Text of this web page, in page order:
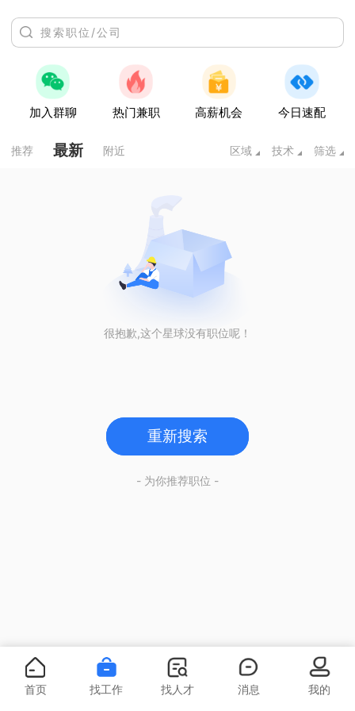
加入群聊 热门兼职 高薪机会 今日速配
推荐 最新 附近 区域 技术 筛选
很抱歉,这个星球没有职位呢！
重新搜索
- 为你推荐职位 -
首页 找工作 找人才 消息 我的